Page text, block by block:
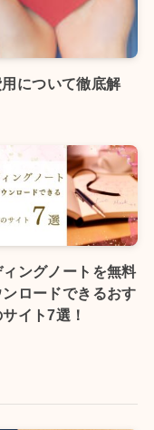
について徹底解
ィングノートを無料
ロードできるおす
イト7選！